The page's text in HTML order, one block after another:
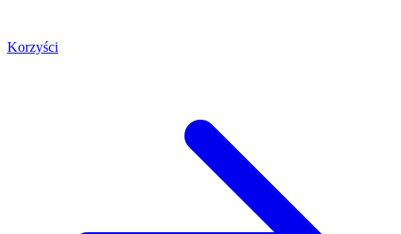
Korzyści